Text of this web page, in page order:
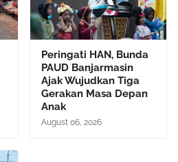
Peringati HAN, Bunda
PAUD Banjarmasin
Ajak Wujudkan Tiga
Gerakan Masa Depan
Anak
August 06, 2026